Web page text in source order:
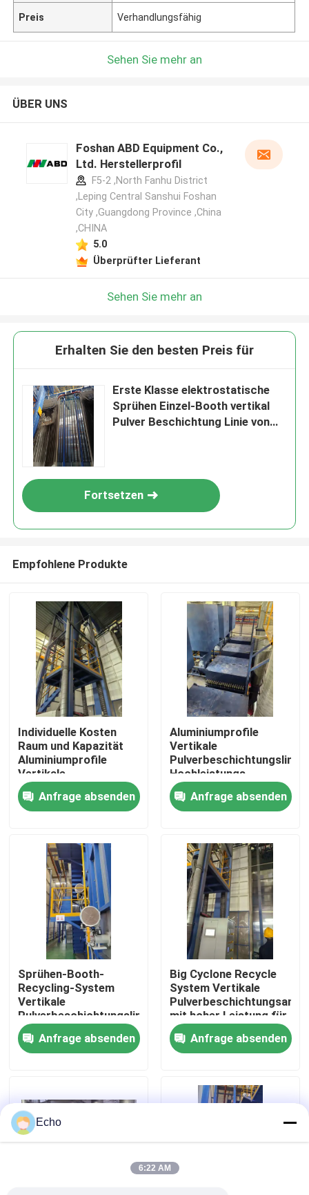
Hinterlass eine Nachricht
EINREICHUNGEN
Haus
VR Show
Über uns
Fabrik-Ausflug
Qualitätskontrolle
Treten Sie mit uns in Verbindung
Fordern Sie ein Zitat
VR
Preis Verhandlungsfähig
Sehen Sie mehr an
ÜBER UNS
Foshan ABD Equipment Co.,
Ltd. Herstellerprofil
F5-2 ,North Fanhu District
,Leping Central Sanshui Foshan
City ,Guangdong Province ,China
,CHINA
5.0
Überprüfter Lieferant
Sehen Sie mehr an
Erhalten Sie den besten Preis für
Erste Klasse elektrostatische
Sprühen Einzel-Booth vertikal
Pulver Beschichtung Linie von
Fortsetzen
Empfohlene Produkte
Individuelle Kosten
Raum und Kapazität
Aluminiumprofile
Vertikale
Pulverbeschichtungslinie
Hochleistung
Anfrage absenden
Aluminiumprofile
Vertikale
Pulverbeschichtungslinie
Hochleistungs-
Anfrage absenden
Sprühen-Booth-
Recycling-System
Vertikale
Pulverbeschichtungslinie
Hochleistungs- für
Aluminiumprofile
Anfrage absenden
Big Cyclone Recycle
System Vertikale
mit hoher Leistung für
Aluminiumprofile
Anfrage absenden
Echo
6:22 AM